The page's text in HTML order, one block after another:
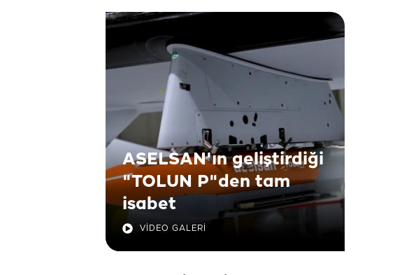
ASELSAN'ın geliştirdiği
"TOLUN P"den tam
isabet
VİDEO GALERİ